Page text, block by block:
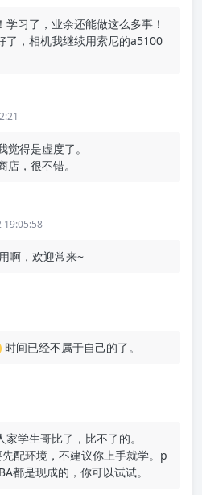
习了，业余还能做这么多事！
了，相机我继续用索尼的a5100
觉得是虚度了。
店，很不错。
19:05:58
啊，欢迎常来~
时间已经不属于自己的了。
学生哥比了，比不了的。
先配环境，不建议你上手就学。p
都是现成的，你可以试试。